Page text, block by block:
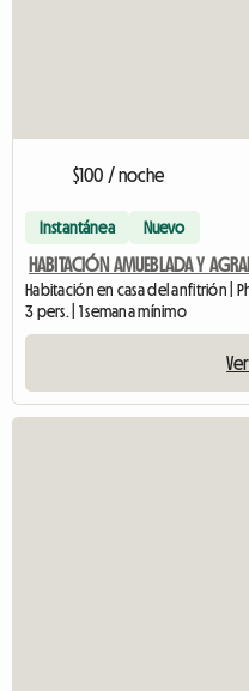
$100 / noche
Instantánea Nuevo
HABITACIÓN AMUEBLADA Y
Habitación en casa del anfitrión |
3 pers. | 1 semana mínimo